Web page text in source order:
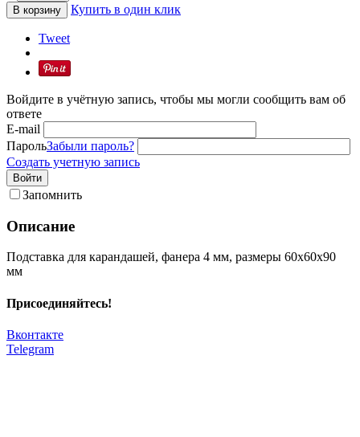
В корзину Купить в один клик
Tweet
Войдите в учётную запись, чтобы мы могли сообщить вам об
ответе
E-mail
ПарольЗабыли пароль?
Создать учетную запись
Войти
Запомнить
Описание
Подставка для карандашей, фанера 4 мм, размеры 60х60х90
мм
Присоединяйтесь!
Вконтакте
Telegram